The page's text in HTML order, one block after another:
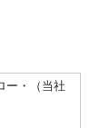
ー・（当社